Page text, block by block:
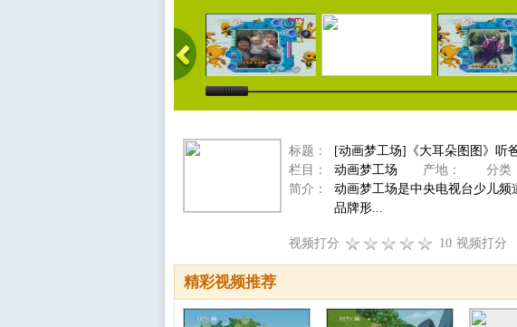
标题：
[动画梦工场]《大耳朵图图》听
栏目：
动画梦工场 产地： 分类
简介：
动画梦工场是中央电视台少儿
品牌形...
视频打分
10 视频打分
精彩视频推荐